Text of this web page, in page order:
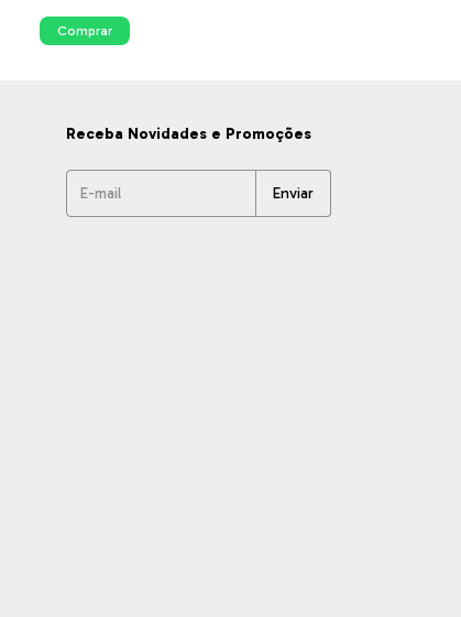
Comprar
Receba Novidades e Promoções